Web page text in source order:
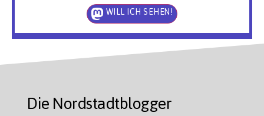
WILL ICH SEHEN!
Die Nordstadtblogger